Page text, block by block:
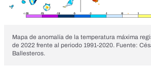
Mapa de anomalía de la temperatura máxima
de 2022 frente al periodo 1991-2020. Fuente:
Ballesteros.